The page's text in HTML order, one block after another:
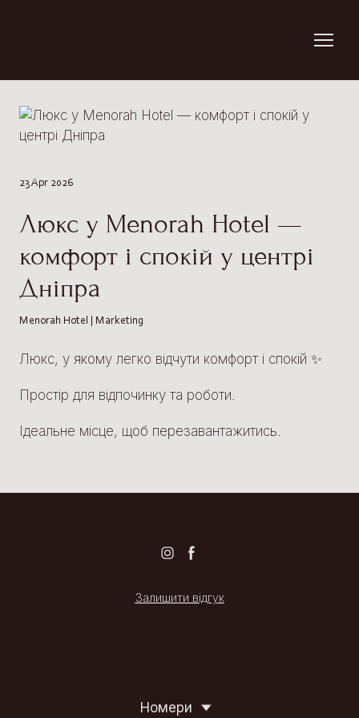
23 Apr 2026
Люкс у Menorah Hotel —
комфорт і спокій у центрі
Дніпра
Menorah Hotel | Marketing
Люкс, у якому легко відчути комфорт і спокій ✨
Простір для відпочинку та роботи.
Ідеальне місце, щоб перезавантажитись.
Залишити відгук
Номери